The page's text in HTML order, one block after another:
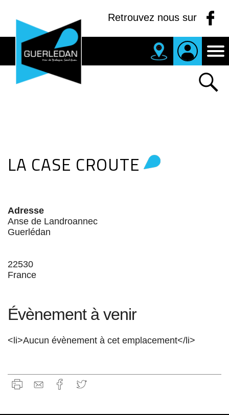
Retrouvez nous sur
LA CASE CROUTE
Adresse
Anse de Landroannec
Guerlédan
22530
France
Évènement à venir
<li>Aucun évènement à cet emplacement</li>